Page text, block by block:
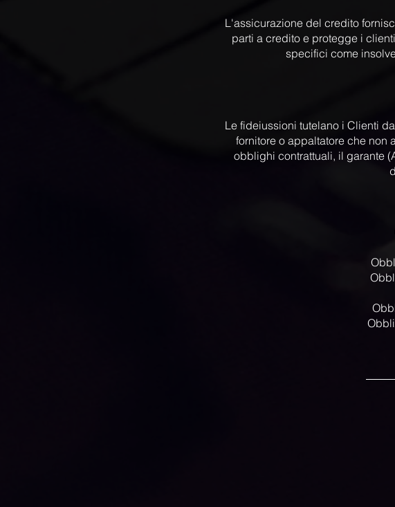
L'assicurazione del credito
parti a credito e protegge i
specifici come
Le fideiussioni tutelano i Clienti
fornitore o appaltatore che
obblighi contrattuali, il garante